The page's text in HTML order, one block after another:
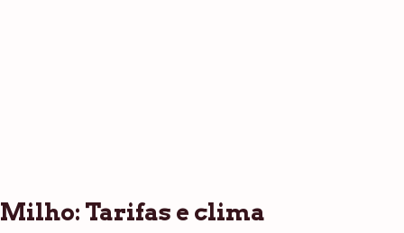
Milho: Tarifas e clima